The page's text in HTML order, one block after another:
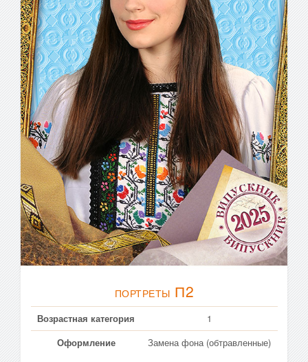
ПОРТРЕТЫ П2
Возрастная категория
1
Оформление
Замена фона (обтравленные)